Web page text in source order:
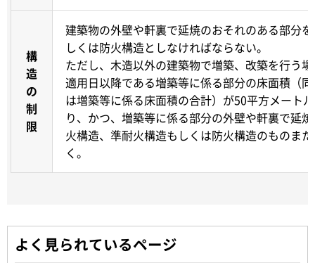
構
造
の
制
限
建築物の外壁や軒裏で延焼のおそれのある部分
しくは防火構造としなければならない。
ただし、木造以外の建築物で増築、改築を行う
適用日以降である増築等に係る部分の床面積（
は増築等に係る床面積の合計）が50平方メート
り、かつ、増築等に係る部分の外壁や軒裏で延
火構造、準耐火構造もしくは防火構造のものま
く。
よく見られているページ